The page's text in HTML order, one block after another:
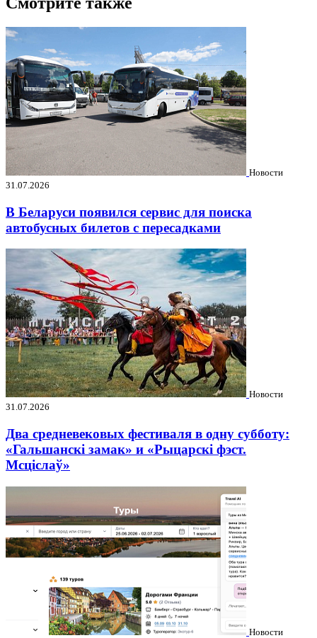
Новости
31.07.2026
В Беларуси появился сервис для поиска
автобусных билетов с пересадками
Новости
31.07.2026
Два средневековых фестиваля в одну субботу:
«Гальшанскі замак» и «Рыцарскі фэст.
Мсціслаў»
Новости